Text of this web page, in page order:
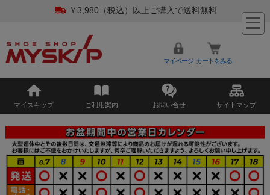
￥3,980（税込）以上ご購入で送料無料
マイページ カートをみる
マイスキップ ご利用案内 お問い合せ サイトマップ